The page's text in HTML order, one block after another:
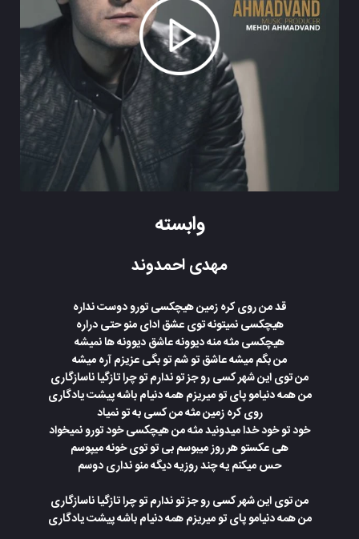
وابسته
مهدی احمدوند
قد من روی کره زمین هیچکسی تورو دوست نداره
هیچکسی نمیتونه توی عشق ادای منو حتی دراره
هیچکسی مثه منه دیوونه عاشق دیوونه ها نمیشه
من بگم میشه عاشق تو شم تو بگی عزیزم آره میشه
من توی این شهر کسی رو جز تو ندارم تو چرا تازگیا ناسازگاری
من همه دنیامو پای تو میریزم همه دنیام باشه پیشت یادگاری
روی کره زمین مثه من کسی به تو نمیاد
خود تو خود خدا میدونید مثه من هیچکسی خود تورو نمیخواد
هی عکستو هر روز میبوسم بی تو توی خونه میپوسم
حس میکنم یه چند روزیه دیگه منو نداری دوسم
من توی این شهر کسی رو جز تو ندارم تو چرا تازگیا ناسازگاری
من همه دنیامو پای تو میریزم همه دنیام باشه پیشت یادگاری